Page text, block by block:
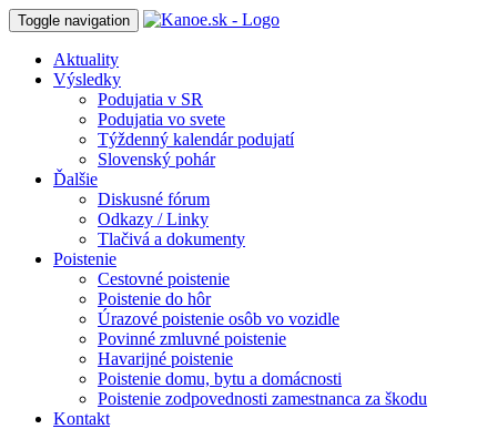
Toggle navigation
Aktuality
Výsledky
Podujatia v SR
Podujatia vo svete
Týždenný kalendár podujatí
Slovenský pohár
Ďalšie
Diskusné fórum
Odkazy / Linky
Tlačivá a dokumenty
Poistenie
Cestovné poistenie
Poistenie do hôr
Úrazové poistenie osôb vo vozidle
Povinné zmluvné poistenie
Havarijné poistenie
Poistenie domu, bytu a domácnosti
Poistenie zodpovednosti zamestnanca za škodu
Kontakt